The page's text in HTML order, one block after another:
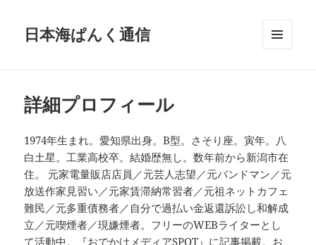
日本海ぱんく通信
詳細プロフィール
1974年生まれ。愛知県出身。B型。さそり座。寅年。八
白土星。工業高校卒。結婚歴無し。数年前から新潟市在
住。 元家電量販店店員／元芸人志望／元バンドマン／元
放送作家見習い／元家賃滞納常習者／元祖ネットカフェ
難民／元多重債務者／自分で過払い金返還訴訟し和解成
立／元喫煙者／現嫌煙者。フリーのWEBライターとし
て活動中。『おでかけメディアSPOT』に記事掲載。お